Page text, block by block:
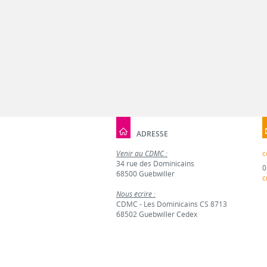
ADRESSE
Venir au CDMC :
34 rue des Dominicains
68500 Guebwiller
Nous écrire :
CDMC - Les Dominicains CS 8713
68502 Guebwiller Cedex